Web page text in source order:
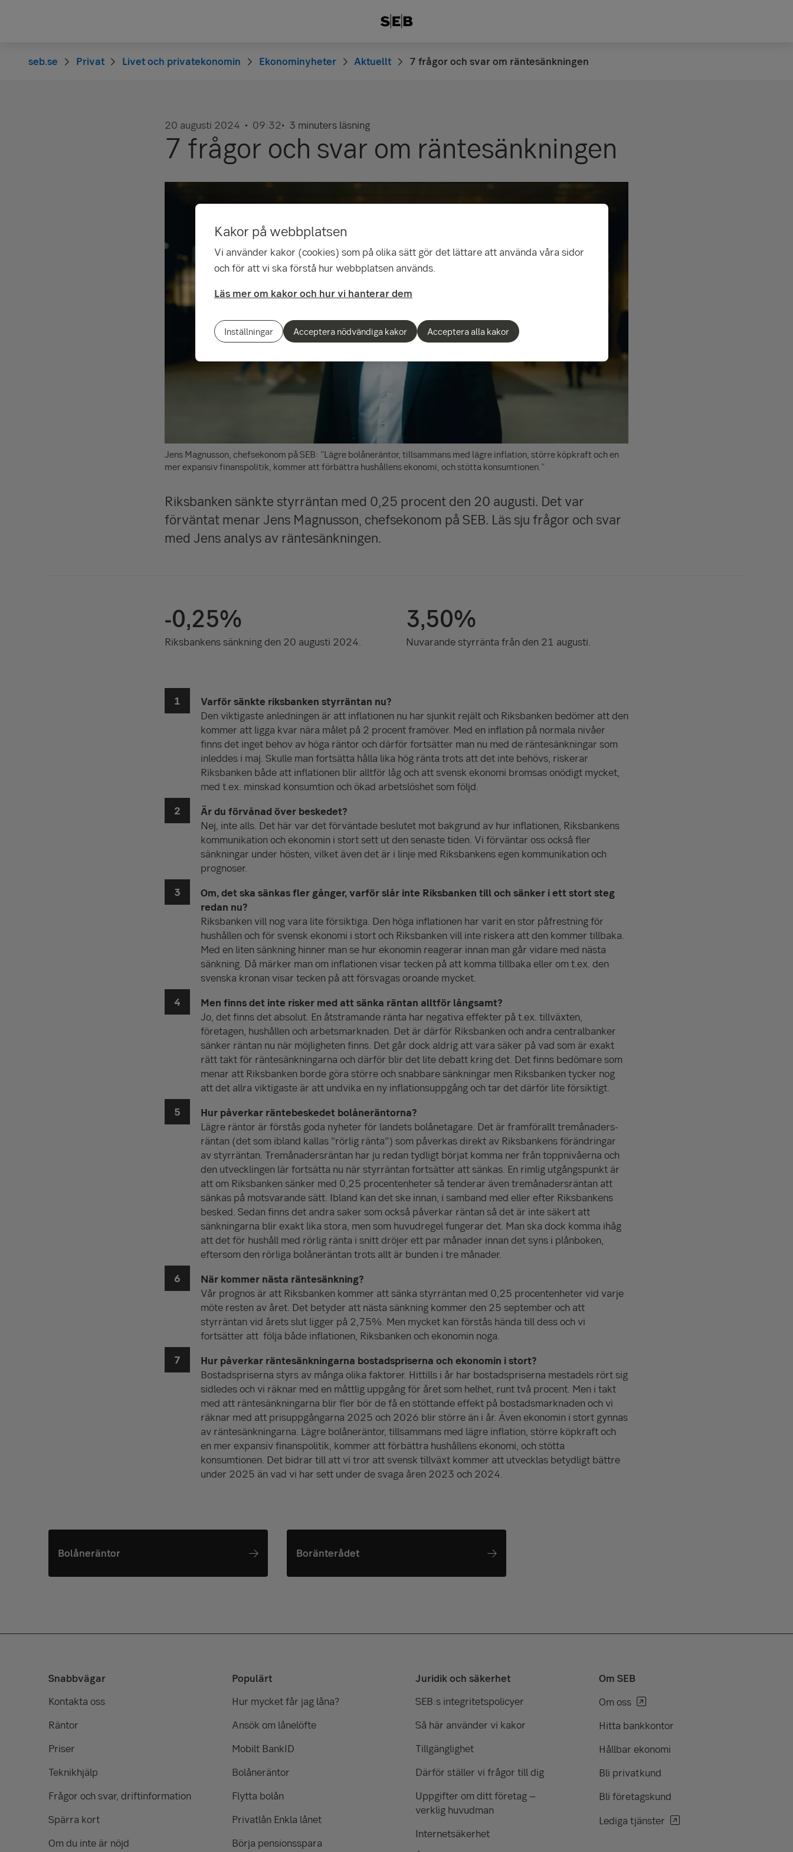
seb.se Privat Livet och privatekonomin Ekonominyheter Aktuellt 7 frågor och svar om räntesänkningen
20 augusti 2024 09:32 3 minuters läsning
7 frågor och svar om räntesänkningen
Jens Magnusson, chefsekonom på SEB: "Lägre bolåneräntor, tillsammans med lägre inflation, större köpkraft och en
mer expansiv finanspolitik, kommer att förbättra hushållens ekonomi, och stötta konsumtionen."
Riksbanken sänkte styrräntan med 0,25 procent den 20 augusti. Det var
förväntat menar Jens Magnusson, chefsekonom på SEB. Läs sju frågor och svar
med Jens analys av räntesänkningen.
-0,25%
Riksbankens sänkning den 20 augusti 2024.
3,50%
Nuvarande styrränta från den 21 augusti.
Varför sänkte riksbanken styrräntan nu?
Den viktigaste anledningen är att inflationen nu har sjunkit rejält och Riksbanken bedömer att den
kommer att ligga kvar nära målet på 2 procent framöver. Med en inflation på normala nivåer
finns det inget behov av höga räntor och därför fortsätter man nu med de räntesänkningar som
inleddes i maj. Skulle man fortsätta hålla lika hög ränta trots att det inte behövs, riskerar
Riksbanken både att inflationen blir alltför låg och att svensk ekonomi bromsas onödigt mycket,
med t.ex. minskad konsumtion och ökad arbetslöshet som följd.
Är du förvånad över beskedet?
Nej, inte alls. Det här var det förväntade beslutet mot bakgrund av hur inflationen, Riksbankens
kommunikation och ekonomin i stort sett ut den senaste tiden. Vi förväntar oss också fler
sänkningar under hösten, vilket även det är i linje med Riksbankens egen kommunikation och
prognoser.
Om, det ska sänkas fler gånger, varför slår inte Riksbanken till och sänker i ett stort steg
redan nu?
Riksbanken vill nog vara lite försiktiga. Den höga inflationen har varit en stor påfrestning för
hushållen och för svensk ekonomi i stort och Riksbanken vill inte riskera att den kommer tillbaka.
Med en liten sänkning hinner man se hur ekonomin reagerar innan man går vidare med nästa
sänkning. Då märker man om inflationen visar tecken på att komma tillbaka eller om t.ex. den
svenska kronan visar tecken på att försvagas oroande mycket.
Men finns det inte risker med att sänka räntan alltför långsamt?
Jo, det finns det absolut. En åtstramande ränta har negativa effekter på t.ex. tillväxten,
företagen, hushållen och arbetsmarknaden. Det är därför Riksbanken och andra centralbanker
sänker räntan nu när möjligheten finns. Det går dock aldrig att vara säker på vad som är exakt
rätt takt för räntesänkningarna och därför blir det lite debatt kring det. Det finns bedömare som
menar att Riksbanken borde göra större och snabbare sänkningar men Riksbanken tycker nog
att det allra viktigaste är att undvika en ny inflationsuppgång och tar det därför lite försiktigt.
Hur påverkar räntebeskedet bolåneräntorna?
Lägre räntor är förstås goda nyheter för landets bolånetagare. Det är framförallt tremånaders­
räntan (det som ibland kallas ”rörlig ränta”) som påverkas direkt av Riksbankens förändringar
av styrräntan. Tremånaders­räntan har ju redan tydligt börjat komma ner från toppnivåerna och
den utvecklingen lär fortsätta nu när styrräntan fortsätter att sänkas. En rimlig utgångspunkt är
att om Riksbanken sänker med 0,25 procent­enheter så tenderar även tremånaders­räntan att
sänkas på motsvarande sätt. Ibland kan det ske innan, i samband med eller efter Riksbankens
besked. Sedan finns det andra saker som också påverkar räntan så det är inte säkert att
sänkningarna blir exakt lika stora, men som huvudregel fungerar det. Man ska dock komma ihåg
att det för hushåll med rörlig ränta i snitt dröjer ett par månader innan det syns i plånboken,
eftersom den rörliga bolåneräntan trots allt är bunden i tre månader.
När kommer nästa räntesänkning?
Vår prognos är att Riksbanken kommer att sänka styrräntan med 0,25 procentenheter vid varje
möte resten av året. Det betyder att nästa sänkning kommer den 25 september och att
styrräntan vid årets slut ligger på 2,75%. Men mycket kan förstås hända till dess och vi
fortsätter att följa både inflationen, Riksbanken och ekonomin noga.
Hur påverkar räntesänkningarna bostadspriserna och ekonomin i stort?
Bostadspriserna styrs av många olika faktorer. Hittills i år har bostadspriserna mestadels rört sig
sidledes och vi räknar med en måttlig uppgång för året som helhet, runt två procent. Men i takt
med att räntesänkningarna blir fler bör de få en stöttande effekt på bostadsmarknaden och vi
räknar med att prisuppgångarna 2025 och 2026 blir större än i år. Även ekonomin i stort gynnas
av räntesänkningarna. Lägre bolåneräntor, tillsammans med lägre inflation, större köpkraft och
en mer expansiv finanspolitik, kommer att förbättra hushållens ekonomi, och stötta
konsumtionen. Det bidrar till att vi tror att svensk tillväxt kommer att utvecklas betydligt bättre
under 2025 än vad vi har sett under de svaga åren 2023 och 2024.
Bolåneräntor Boränterådet
Snabbvägar
Kontakta oss
Räntor
Priser
Teknikhjälp
Frågor och svar, driftinformation
Spärra kort
Om du inte är nöjd
Populärt
Hur mycket får jag låna?
Ansök om lånelöfte
Mobilt BankID
Bolåneräntor
Flytta bolån
Privatlån Enkla lånet
Börja pensionsspara
Juridik och säkerhet
SEB:s integritetspolicyer
Så här använder vi kakor
Tillgänglighet
Därför ställer vi frågor till dig
Uppgifter om ditt företag –
verklig huvudman
Internetsäkerhet
Om SEB
Om oss
Hitta bankkontor
Hållbar ekonomi
Bli privatkund
Bli företagskund
Lediga tjänster
Kakor på webbplatsen
Vi använder kakor (cookies) som på olika sätt gör det lättare att använda våra sidor
och för att vi ska förstå hur webbplatsen används.
Läs mer om kakor och hur vi hanterar dem
Inställningar Acceptera nödvändiga kakor Acceptera alla kakor